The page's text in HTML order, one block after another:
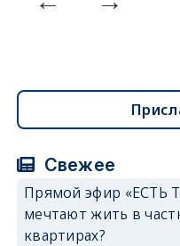
Свежее
Прямой эфир «ЕСТЬ
мечтают жить в
квартирах?